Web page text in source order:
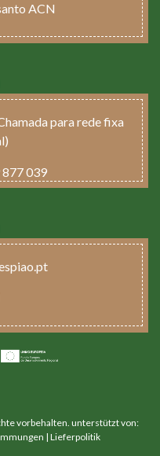
ACN
para rede fixa
039
vorbehalten. unterstützt von:
| Lieferpolitik